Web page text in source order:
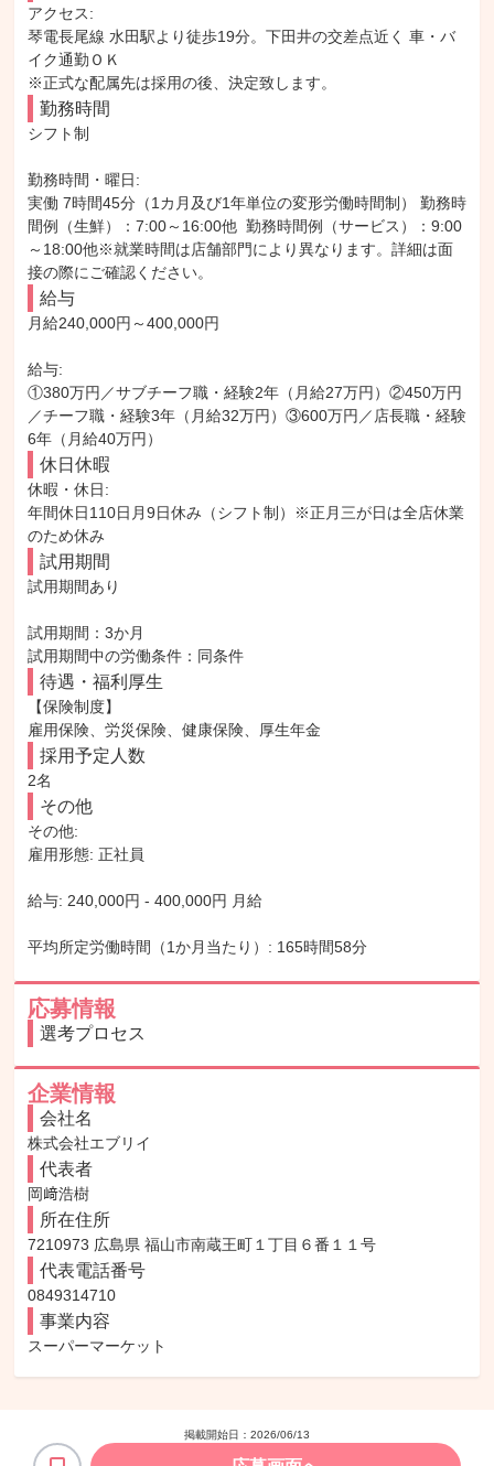
アクセス:
琴電長尾線 水田駅より徒歩19分。下田井の交差点近く 車・バ
イク通勤ＯＫ
※正式な配属先は採用の後、決定致します。
勤務時間
シフト制
勤務時間・曜日:
実働 7時間45分（1カ月及び1年単位の変形労働時間制） 勤務時
間例（生鮮）：7:00～16:00他  勤務時間例（サービス）：9:00
～18:00他※就業時間は店舗部門により異なります。詳細は面
接の際にご確認ください。
給与
月給240,000円～400,000円
給与:
①380万円／サブチーフ職・経験2年（月給27万円）②450万円
／チーフ職・経験3年（月給32万円）③600万円／店長職・経験
6年（月給40万円）
休日休暇
休暇・休日:
年間休日110日月9日休み（シフト制）※正月三が日は全店休業
のため休み
試用期間
試用期間あり
試用期間：3か月
試用期間中の労働条件：同条件
待遇・福利厚生
【保険制度】
雇用保険、労災保険、健康保険、厚生年金
採用予定人数
2名
その他
その他:
雇用形態: 正社員
給与: 240,000円 - 400,000円 月給
平均所定労働時間（1か月当たり）: 165時間58分
応募情報
選考プロセス
企業情報
会社名
株式会社エブリイ
代表者
岡﨑浩樹
所在住所
7210973 広島県 福山市南蔵王町１丁目６番１１号
代表電話番号
0849314710
事業内容
スーパーマーケット
掲載開始日： 2026/06/13